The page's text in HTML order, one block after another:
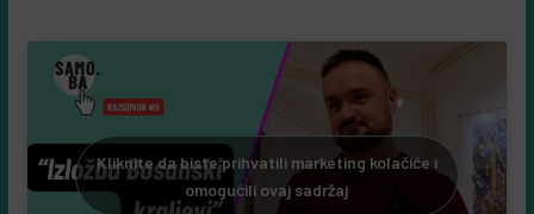
Kliknite da biste prihvatili marketing kolačiće i
omogućili ovaj sadržaj